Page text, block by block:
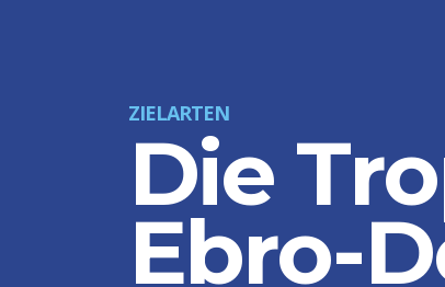
ZIELARTEN
Die
Ebro-